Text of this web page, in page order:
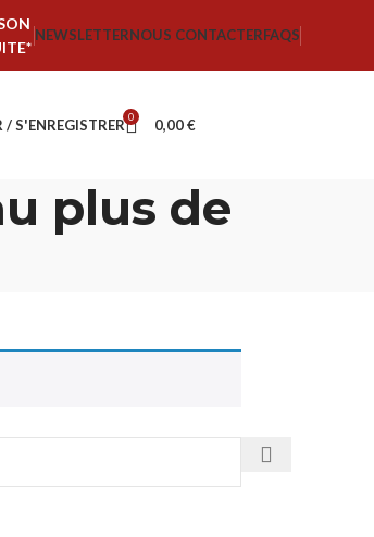
NEWSLETTERNOUS CONTACTERFAQS
/ S'ENREGISTRER 0 0,00€
plus de